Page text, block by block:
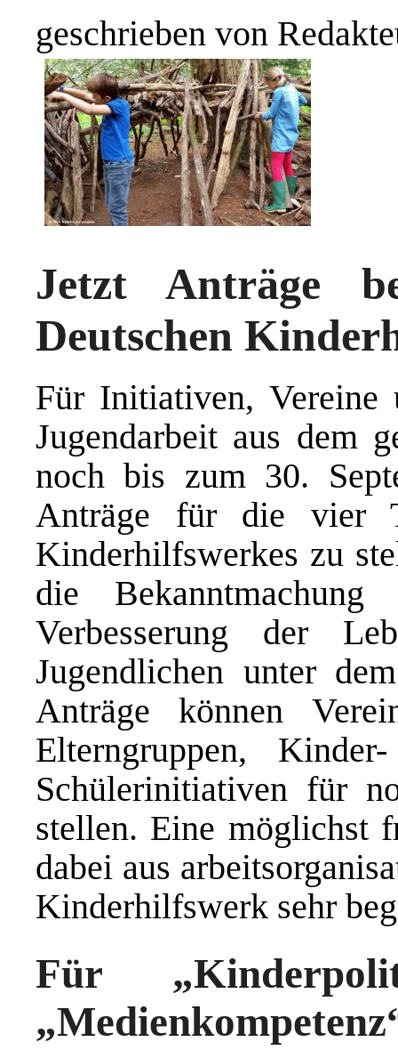
geschrieben von
Jetzt Anträge
Deutschen
Für Initiativen,
Jugendarbeit aus dem
noch bis zum 30.
Anträge für die vier
Kinderhilfswerkes zu
die
Verbesserung der
Jugendlichen unter
Anträge können
Elterngruppen,
Schülerinitiativen für
stellen. Eine möglichst
dabei aus
Kinderhilfswerk sehr
Für